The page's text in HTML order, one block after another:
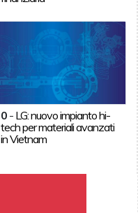
0 - LG: nuovo impianto hi-
tech per materiali avanzati
in Vietnam